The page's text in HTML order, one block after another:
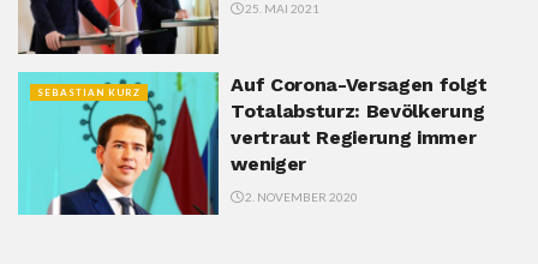
25. MAI 2021
SEBASTIAN KURZ
Auf Corona-Versagen folgt
Totalabsturz: Bevölkerung
vertraut Regierung immer
weniger
2. NOVEMBER 2020